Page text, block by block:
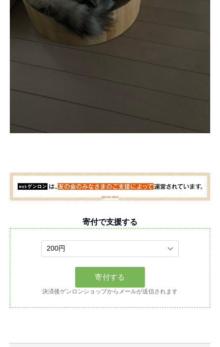
寄付で支援する
決済後ゲンロンショップからメールが送信されます